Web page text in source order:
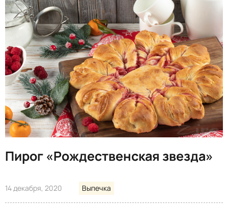
Пирог «Рождественская звезда»
14 декабря, 2020 Выпечка